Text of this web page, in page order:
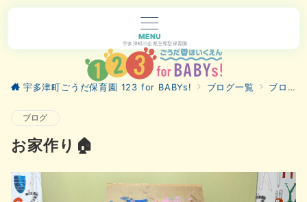
MENU
宇多津町の企業主導型保育園
宇多津町ごうだ保育園 123 for BABYs! ブログ一覧 ブログ
ブログ
お家作り🏠